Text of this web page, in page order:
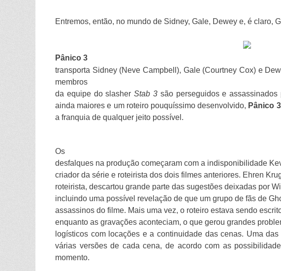
Entremos, então, no mundo de Sidney, Gale, Dewey e, é claro,
Pânico 3
transporta Sidney (Neve Campbell), Gale (Courtney Cox) e
membros
da equipe do slasherStab 3 são perseguidos e
ainda maiores e um roteiro pouquíssimo desenvolvido, Pânico 3
a franquia de qualquer jeito possível.
Os
desfalques na produção começaram com a indisponibilidade
criador da série e roteirista dos dois filmes anteriores. Ehren
roteirista, descartou grande parte das sugestões deixadas por
incluindo uma possível revelação de que um grupo de fãs de
assassinos do filme. Mais uma vez, o roteiro estava sendo
enquanto as gravações aconteciam, o que gerou grandes
logísticos com locações e a continuidade das cenas. Uma
várias versões de cada cena, de acordo com as
momento.